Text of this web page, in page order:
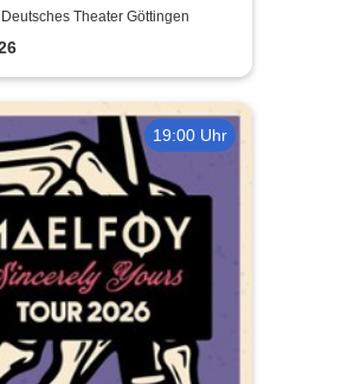
Theater Göttingen
Theater Göttingen
19:00 Uhr